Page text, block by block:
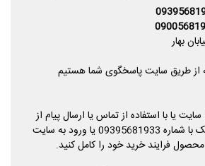
بهار
یا با استفاده از تماس یا ارسال پیام از
طریق واتساپ یا پیامک با شماره 09395681933 یا ورود به سایت
فرایند خرید خود را کامل کنید.